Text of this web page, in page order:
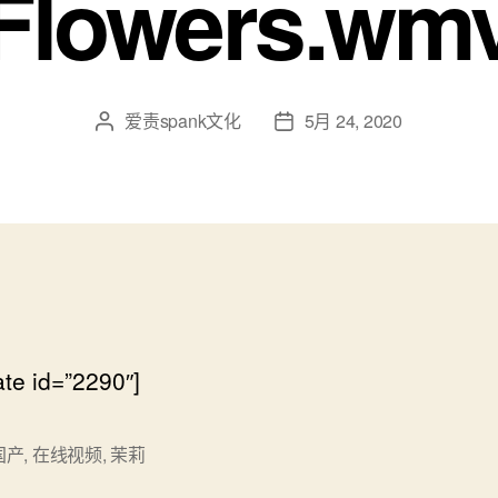
文 爱责spank文化
发 5月 24, 2020
id=”2290″]
产, 在线视频, 茉莉